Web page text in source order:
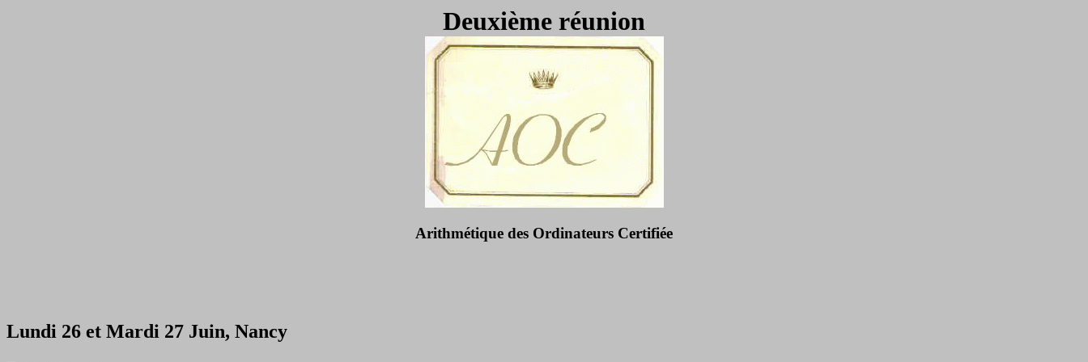
Deuxième réunion
Arithmétique des Ordinateurs Certifiée
Lundi 26 et Mardi 27 Juin, Nancy